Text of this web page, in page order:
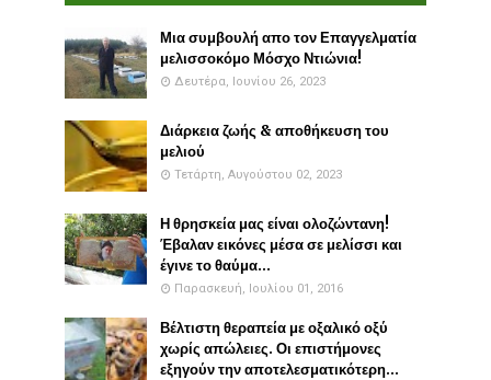
Μια συμβουλή απο τον Επαγγελματία
μελισσοκόμο Μόσχο Ντιώνια!
Δευτέρα, Ιουνίου 26, 2023
Διάρκεια ζωής & αποθήκευση του
μελιού
Τετάρτη, Αυγούστου 02, 2023
Η θρησκεία μας είναι ολοζώντανη!
Έβαλαν εικόνες μέσα σε μελίσσι και
έγινε το θαύμα...
Παρασκευή, Ιουλίου 01, 2016
Βέλτιστη θεραπεία με οξαλικό οξύ
χωρίς απώλειες. Οι επιστήμονες
εξηγούν την αποτελεσματικότερη...